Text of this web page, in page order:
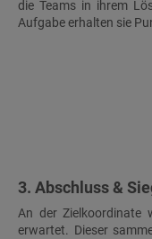
die Teams in ihrem
Aufgabe erhalten sie
3. Abschluss &
An der Zielkoordinate
erwartet. Dieser